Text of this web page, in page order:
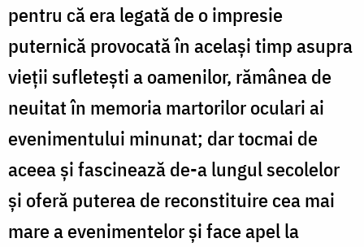
pentru că era legată de o impresie
puternică provocată în acelaşi timp asupra
vieţii sufleteşti a oamenilor, rămânea de
neuitat în memoria martorilor oculari ai
evenimentului minunat; dar tocmai de
aceea şi fascinează de-a lungul secolelor
şi oferă puterea de reconstituire cea mai
mare a evenimentelor şi face apel la